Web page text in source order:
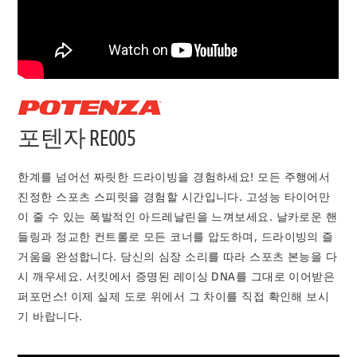
포텐자 RE005
한계를 넘어선 짜릿한 드라이빙을 경험하세요! 모든 주행에서
진정한 스포츠 스피릿을 경험할 시간입니다. 고성능 타이어만
이 줄 수 있는 폭발적인 아드레날린을 느껴보세요. 날카로운 핸
들링과 정교한 컨트롤로 모든 코너를 압도하며, 드라이빙의 즐
거움을 완성합니다. 당신의 심장 소리를 따라 스포츠 본능을 다
시 깨우세요. 서킷에서 증명된 레이싱 DNA를 그대로 이어받은
퍼포먼스! 이제 실제 도로 위에서 그 차이를 직접 확인해 보시
기 바랍니다.